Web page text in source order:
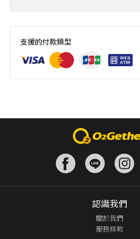
10/31~01/16｜18:00-19:30｜共12堂課
支援的付款類型
認識我們
關於我們
服務條款